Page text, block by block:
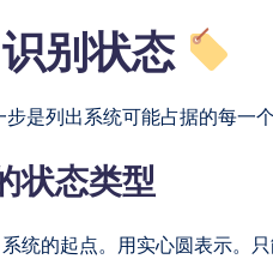
别状态
是列出系统可能占据的每一
状态类型
系统的起点。用实心圆表示。只